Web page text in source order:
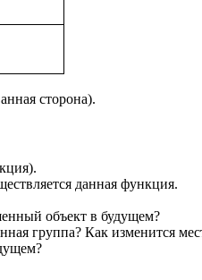
сторона).
данная функция.
объект в будущем?
группа? Как изменится